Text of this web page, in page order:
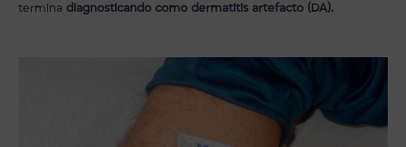
termina diagnosticando como dermatitis artefacto (DA).